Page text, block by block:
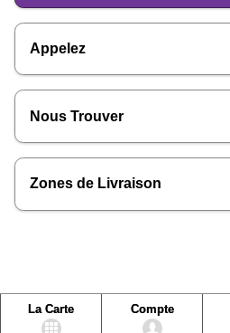
Appelez
Nous Trouver
Zones de Livraison
La Carte Compte